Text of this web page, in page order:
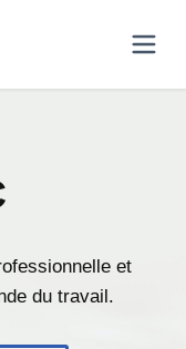
et
du travail.